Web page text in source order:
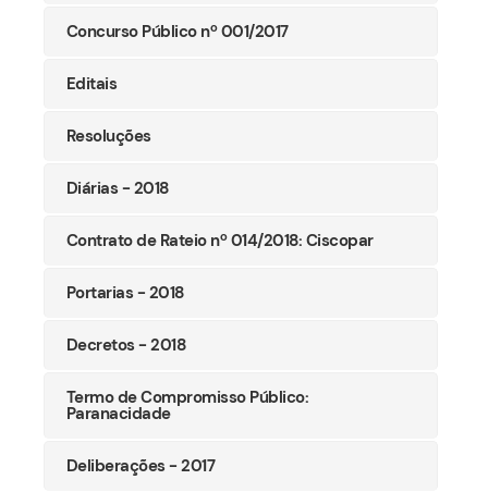
Concurso Público nº 001/2017
Editais
Resoluções
Diárias - 2018
Contrato de Rateio nº 014/2018: Ciscopar
Portarias - 2018
Decretos - 2018
Termo de Compromisso Público:
Paranacidade
Deliberações - 2017